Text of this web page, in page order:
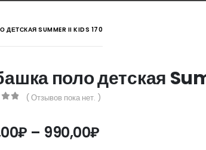
SUMMER II KIDS 170
поло детская
( Отзывов пока нет. )
₽ – 990,00₽Диапазон